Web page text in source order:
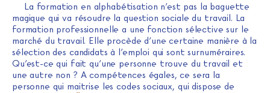
La formation en alphabétisation n’est pas la baguette
magique qui va résoudre la question sociale du travail. La
formation professionnelle a une fonction sélective sur le
marché du travail. Elle procède d’une certaine manière à la
sélection des candidats à l’emploi qui sont surnuméraires.
Qu’est-ce qui fait qu’une personne trouve du travail et
une autre non ? A compétences égales, ce sera la
personne qui maitrise les codes sociaux, qui dispose de